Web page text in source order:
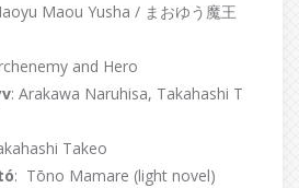
Maou Yusha / まおゆう魔王
and Hero
: Arakawa Naruhisa, Takahashi T
Takeo
: Tōno Mamare (light novel)